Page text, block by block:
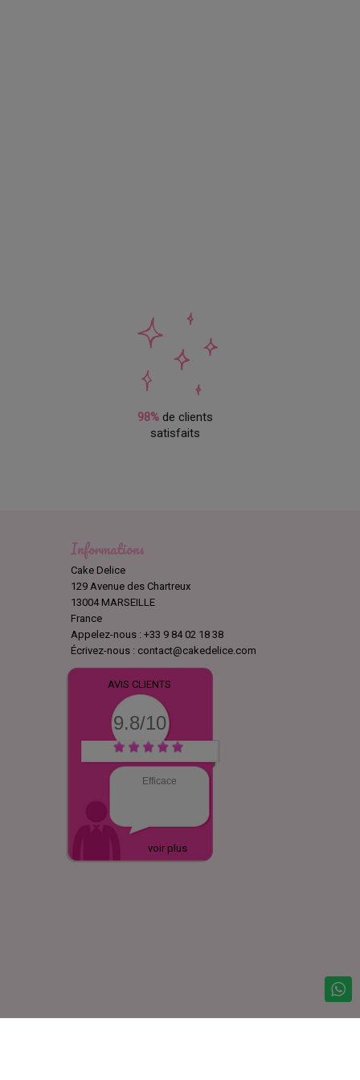
98% de clients
satisfaits
Informations
Cake Delice
129 Avenue des Chartreux
13004 MARSEILLE
France
Appelez-nous :+33 9 84 02 18 38
Écrivez-nous : contact@cakedelice.com
AVIS CLIENTS
9.8/10
Efficace
voir plus